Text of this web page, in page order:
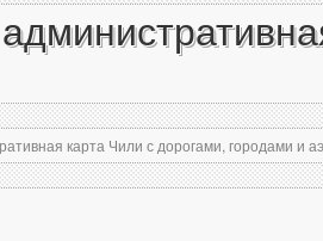
карта Чили с дорогами, городами и